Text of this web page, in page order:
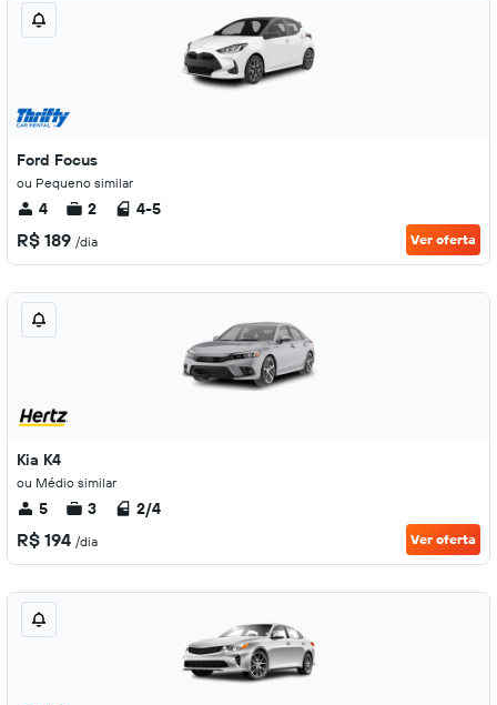
Ford Focus
ou Pequeno similar
4 2 4-5
R$ 189 /dia Ver oferta
Kia K4
ou Médio similar
5 3 2/4
R$ 194 /dia Ver oferta